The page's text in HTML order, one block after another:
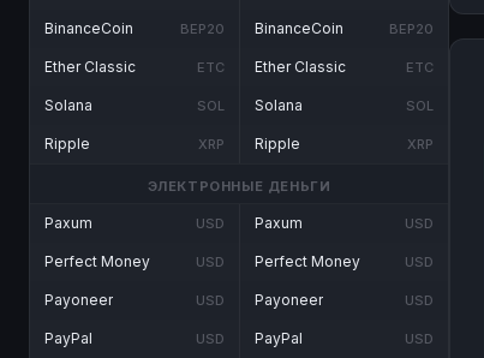
BinanceCoin BEP20
Ether Classic ETC
Solana SOL
Ripple XRP
BinanceCoin BEP20
Ether Classic ETC
Solana SOL
Ripple XRP
ЭЛЕКТРОННЫЕ ДЕНЬГИ
Paxum USD
Perfect Money USD
Payoneer USD
PayPal USD
Paxum USD
Perfect Money USD
Payoneer USD
PayPal USD